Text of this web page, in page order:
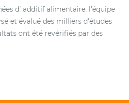
d’ additif alimentaire, l’équipe
et évalué des milliers d’études
ont été revérifiés par des